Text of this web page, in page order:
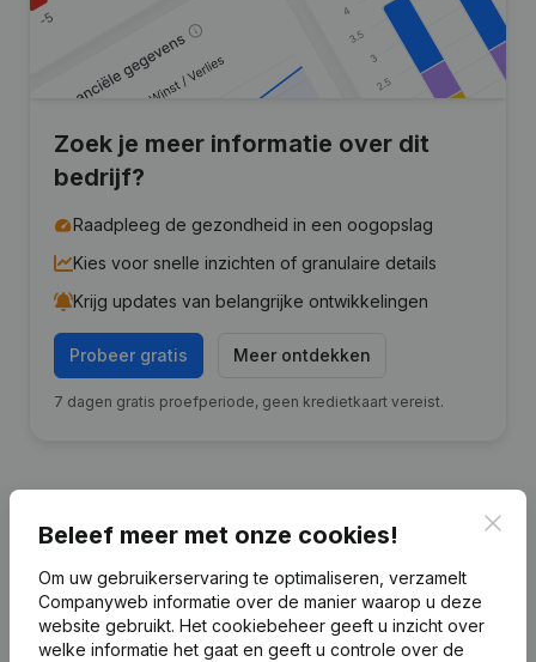
Zoek je meer informatie over dit
bedrijf?
Raadpleeg de gezondheid in een oogopslag
Kies voor snelle inzichten of granulaire details
Krijg updates van belangrijke ontwikkelingen
Probeer gratis Meer ontdekken
7 dagen gratis proefperiode, geen kredietkaart vereist.
2024 2023 2022 2021
Beleef meer met onze cookies!
Om uw gebruikerservaring te optimaliseren, verzamelt
Companyweb informatie over de manier waarop u deze
website gebruikt. Het cookiebeheer geeft u inzicht over
welke informatie het gaat en geeft u controle over de